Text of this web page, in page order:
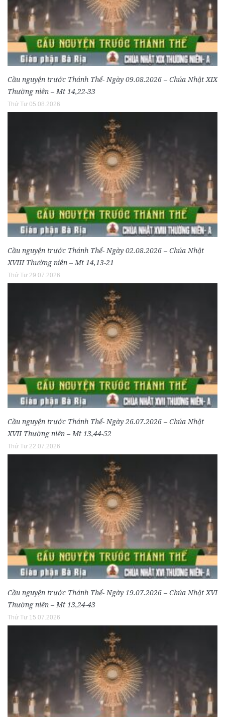
Cầu nguyện trước Thánh Thể- Ngày 09.08.2026 – Chúa Nhật XIX
Thường niên – Mt 14,22-33
Thứ Tư 05.08.2026
Cầu nguyện trước Thánh Thể- Ngày 02.08.2026 – Chúa Nhật
XVIII Thường niên – Mt 14,13-21
Thứ Tư 29.07.2026
Cầu nguyện trước Thánh Thể- Ngày 26.07.2026 – Chúa Nhật
XVII Thường niên – Mt 13,44-52
Thứ Tư 22.07.2026
Cầu nguyện trước Thánh Thể- Ngày 19.07.2026 – Chúa Nhật XVI
Thường niên – Mt 13,24-43
Thứ Tư 15.07.2026